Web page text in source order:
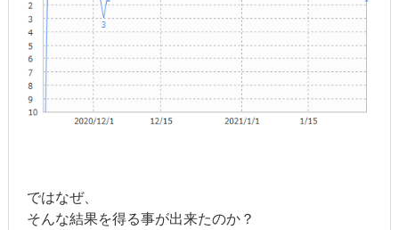
ではなぜ、
そんな結果を得る事が出来たのか？